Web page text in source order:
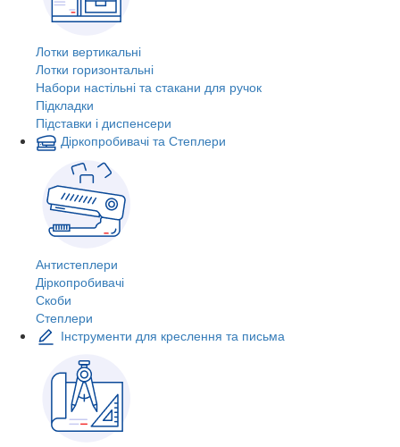
Лотки вертикальні
Лотки горизонтальні
Набори настільні та стакани для ручок
Підкладки
Підставки і диспенсери
Діркопробивачі та Степлери
Антистеплери
Діркопробивачі
Скоби
Степлери
Інструменти для креслення та письма